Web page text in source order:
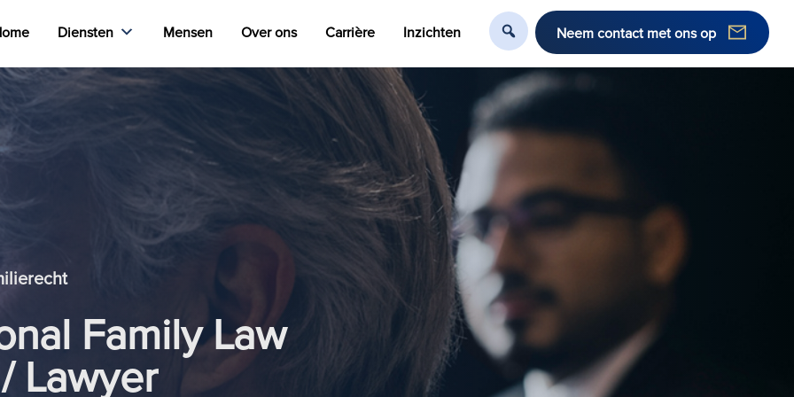
Diensten Mensen Over ons Carrière Inzichten Neem contact met ons op
Family Law
Lawyer